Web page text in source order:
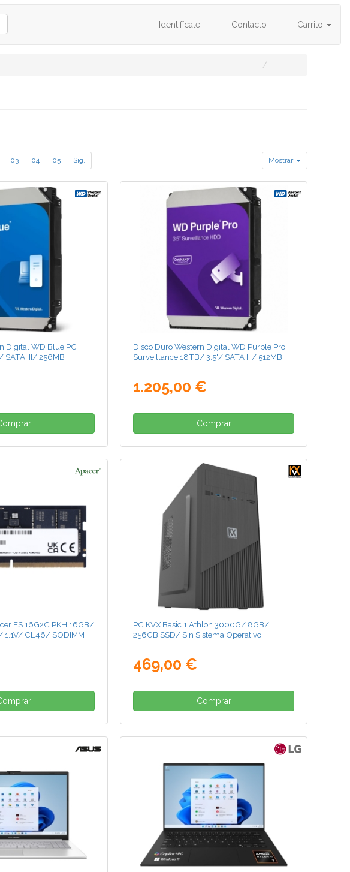
Identifícate Contacto Carrito
03 04 05 Sig. Mostrar
Digital WD Blue PC
SATA III/ 256MB
Disco Duro Western Digital WD Purple Pro
Surveillance 18TB/ 3.5"/ SATA III/ 512MB
1.205,00 €
Comprar
FS.16G2C.PKH 16GB/
CL46/ SODIMM
PC KVX Basic 1 Athlon 3000G/ 8GB/
256GB SSD/ Sin Sistema Operativo
469,00 €
Comprar